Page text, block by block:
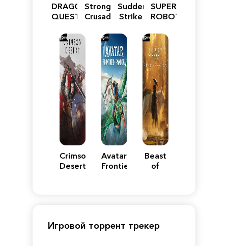
DRAGON
QUEST
Reimagined
Stronghold
Crusader:
Edition
Sudden
Strike
SUPER
ROBOT
Y
Crimson
Desert
Avatar:
Frontiers
Beast
of
Игровой торрент трекер